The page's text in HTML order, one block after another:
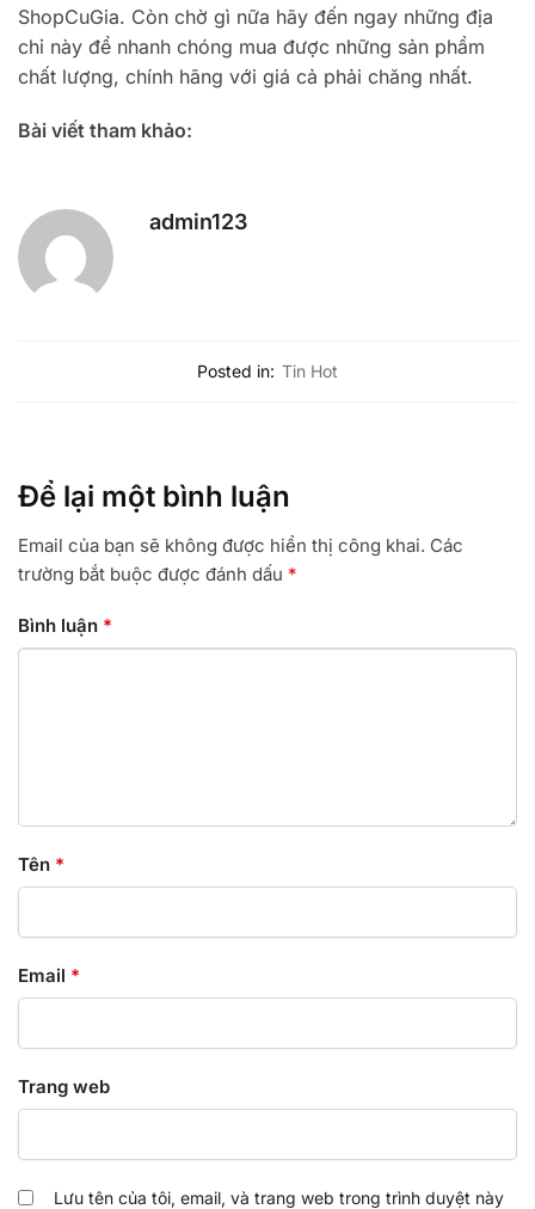
ShopCuGia. Còn chờ gì nữa hãy đến ngay những địa
chỉ này để nhanh chóng mua được những sản phẩm
chất lượng, chính hãng với giá cả phải chăng nhất.
Bài viết tham khảo:
admin123
Posted in: Tin Hot
Để lại một bình luận
Email của bạn sẽ không được hiển thị công khai. Các
trường bắt buộc được đánh dấu *
Bình luận *
Tên *
Email *
Trang web
Lưu tên của tôi, email, và trang web trong trình duyệt này